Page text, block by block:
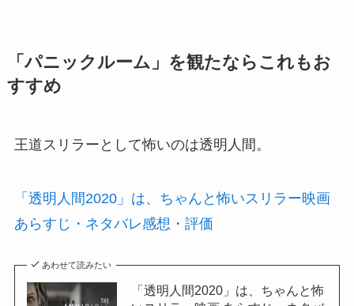
「パニックルーム」を観たならこれもお
すすめ
王道スリラーとして怖いのは透明人間。
「透明人間2020」は、ちゃんと怖いスリラー映画
あらすじ・ネタバレ感想・評価
あわせて読みたい
「透明人間2020」は、ちゃんと怖